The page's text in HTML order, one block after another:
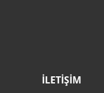
İLETİŞİM